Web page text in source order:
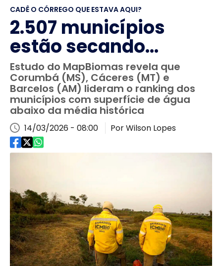
CADÊ O CÓRREGO QUE ESTAVA AQUI?
2.507 municípios
estão secando...
Estudo do MapBiomas revela que
Corumbá (MS), Cáceres (MT) e
Barcelos (AM) lideram o ranking dos
municípios com superfície de água
abaixo da média histórica
14/03/2026 - 08:00 Por Wilson Lopes